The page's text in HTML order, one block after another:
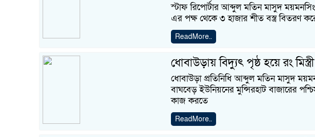
স্টাফ রিপোর্টার আব্দুল মতিন মাসুদ
এর পক্ষ থেকে ৩ হাজার শীত বস্ত্র বিতরণ
ReadMore..
ধোবাউড়ায় বিদ্যুৎ পৃষ্ঠ হয়ে রং
ধোবাউড়া প্রতিনিধি আব্দুল মতিন মাসুদ
বাঘবেড় ইউনিয়নের মুন্সিরহাট বাজারের
কাজ করতে
ReadMore..